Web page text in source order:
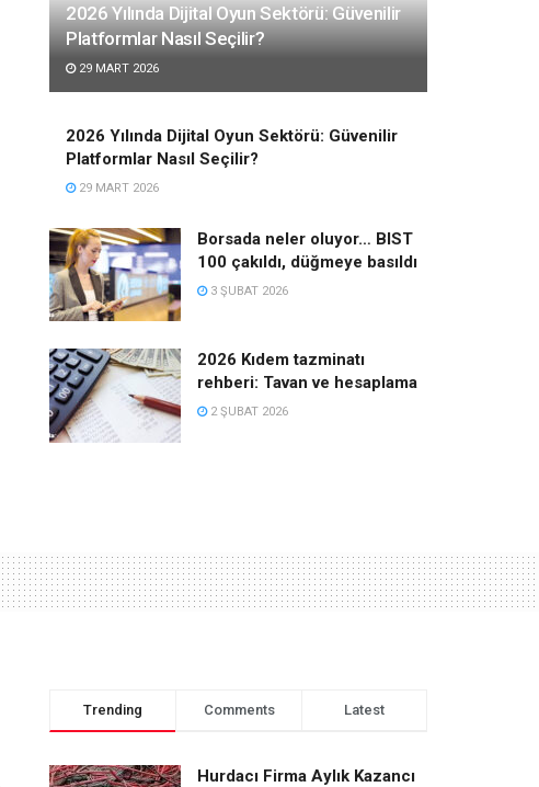
2026 Yılında Dijital Oyun Sektörü: Güvenilir
Platformlar Nasıl Seçilir?
29 MART 2026
2026 Yılında Dijital Oyun Sektörü: Güvenilir
Platformlar Nasıl Seçilir?
29 MART 2026
Borsada neler oluyor… BIST
100 çakıldı, düğmeye basıldı
3 ŞUBAT 2026
2026 Kıdem tazminatı
rehberi: Tavan ve hesaplama
2 ŞUBAT 2026
Trending Comments Latest
Hurdacı Firma Aylık Kazancı